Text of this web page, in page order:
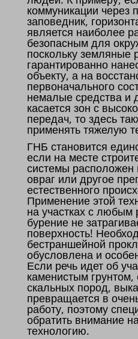
коммуникации через
заповедник,
является наиболее
безопасным для
поскольку земляные
гарантированно
объекту, а на
первоначального
немалые средства и
касается зон с
передач, то здесь
применять тяжелую
ГНБ становится
если на месте
системы расположен
овраг или другое
естественного
Применение этой
на участках с любым
бурение не
поверхность!
бестраншейной
обусловлена и
Если речь идет об
каменистым
скальных пород,
превращается в
работу, поэтому
обратить внимание
технологию.